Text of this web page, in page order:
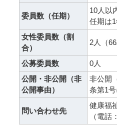
委員数（任期）
10人以
任期は
女性委員数（割
合）
2人（
公募委員数
0人
公開・非公開（非
公開事由）
非公開
条第1号
問い合わせ先
健康福
（電話